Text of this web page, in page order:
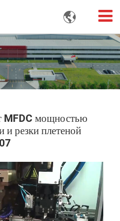

MFDC мощностью
и резки плетеной